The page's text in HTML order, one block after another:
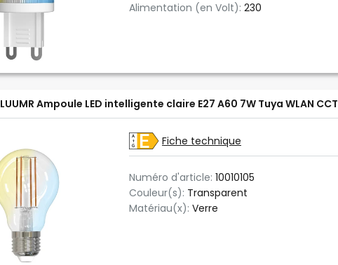
Alimentation (en Volt): 230
LUUMR Ampoule LED intelligente claire E27 A60 7W Tuya WLAN CCT
Fiche technique
Numéro d'article: 10010105
Couleur(s): Transparent
Matériau(x): Verre